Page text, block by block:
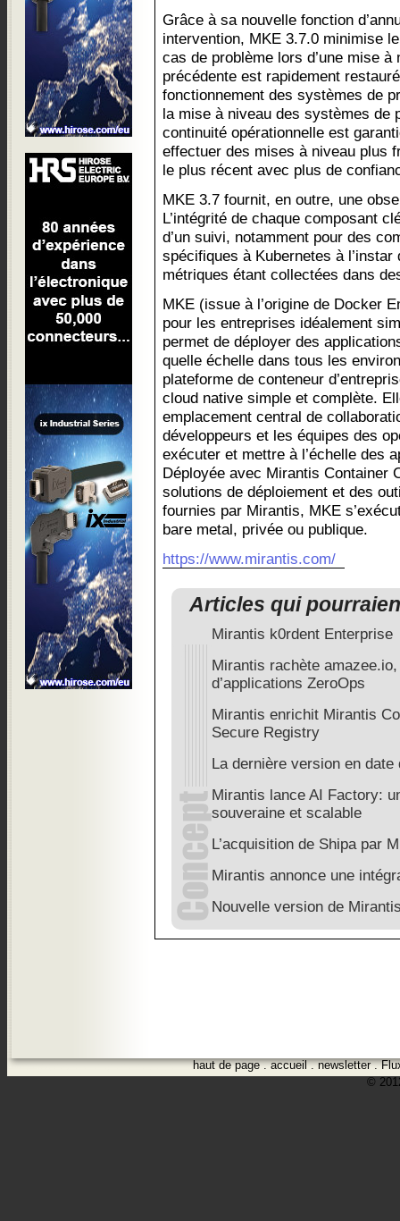
Grâce à sa nouvelle fonction
intervention, MKE 3.7.0 minimise
cas de problème lors d’une mise
précédente est rapidement
fonctionnement des systèmes de
la mise à niveau des systèmes de
continuité opérationnelle est
effectuer des mises à niveau plus
le plus récent avec plus de
MKE 3.7 fournit, en outre, une
L’intégrité de chaque composant
d’un suivi, notamment pour des
spécifiques à Kubernetes à
métriques étant collectées dans
MKE (issue à l’origine de Docker
pour les entreprises idéalement
permet de déployer des
quelle échelle dans tous les
plateforme de conteneur
cloud native simple et complète.
emplacement central de
développeurs et les équipes des
exécuter et mettre à l’échelle des
Déployée avec Mirantis Container
solutions de déploiement et des
fournies par Mirantis, MKE
bare metal, privée ou publique.
https://www.mirantis.com/
Articles qui
Mirantis k0rdent Enterprise
Mirantis rachète
d’applications ZeroOps
Mirantis enrichit Mirantis
Secure Registry
La dernière version en
Mirantis lance AI Factory:
souveraine et scalable
L’acquisition de Shipa par
Mirantis annonce une
Nouvelle version de
haut de page.accueil.newsletter.
©